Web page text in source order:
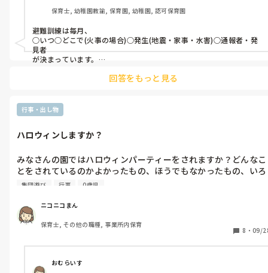
最近あちこちで大きめの地震もありますし、しっかりしとかない
となと思っています。
保育士, 幼稚園教諭, 保育園, 幼稚園, 認可保育園
避難訓練は毎月、
○いつ○どこで(火事の場合)○発生(地震・家事・水害)○通報者・発
見者
が決まっています。
午睡中の時は、午睡の時間が確保できるように起こすタイミングく
況なら照明の無い場所で頭を抱えて丸くなるように(ダンゴムシのポ
ーズ)と教えています。０〜２歳児だと難しいのでとりあえず頭を守
講習会で職員の誰かが(１・２名)１年に１度参加しています。
回答をもっと見る
行事・出し物
ハロウィンしますか？
みなさんの園ではハロウィンパーティーをされますか？どんなこ
とをされているのかよかったもの、ほうでもなかったもの、いろ
いろ教えていただけると嬉しいです。昨年は仮装をして、ダンス
いってトリック・オア・トリートと言って、お菓子をもらう。と
いうようなことをしたんですが、今年はどうしようかと考え中
で。。
集団遊び 行事 0歳児
ニコニコまん
保育士, その他の職種, 事業所内保育
8 ・ 09/
おむらいす